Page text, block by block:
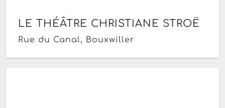
LE THÉÂTRE CHRISTIANE STROË
Rue du Canal, Bouxwiller